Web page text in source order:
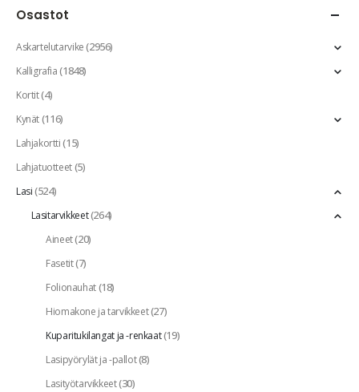
Osastot
Askartelutarvike(2956)
Kalligrafia(1848)
Kortit(4)
Kynät(116)
Lahjakortti(15)
Lahjatuotteet(5)
Lasi(524)
Lasitarvikkeet(264)
Aineet(20)
Fasetit(7)
Folionauhat(18)
Hiomakone ja tarvikkeet(27)
Kuparitukilangat ja -renkaat(19)
Lasipyörylät ja -pallot(8)
Lasityötarvikkeet(30)